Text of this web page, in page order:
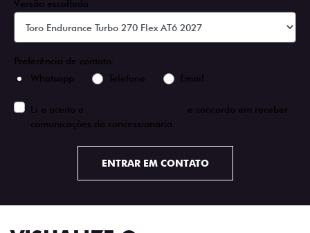
Versão escolhida
Preferência de contato:
Whatsapp
Telefone Email
Li e aceito a
e concordo em receber
comunicações da concessionária.
ENTRAR EM CONTATO